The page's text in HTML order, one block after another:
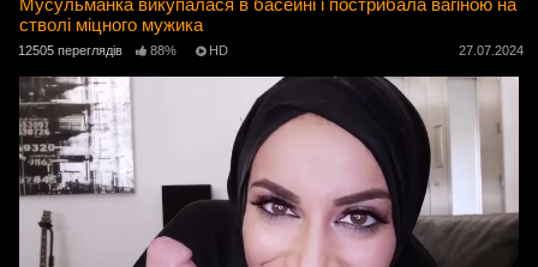
Мусульманка викупалася в басейні і пострибала вагіною на
стволі міцного мужика
12505 переглядів 88% HD 27.07.2024